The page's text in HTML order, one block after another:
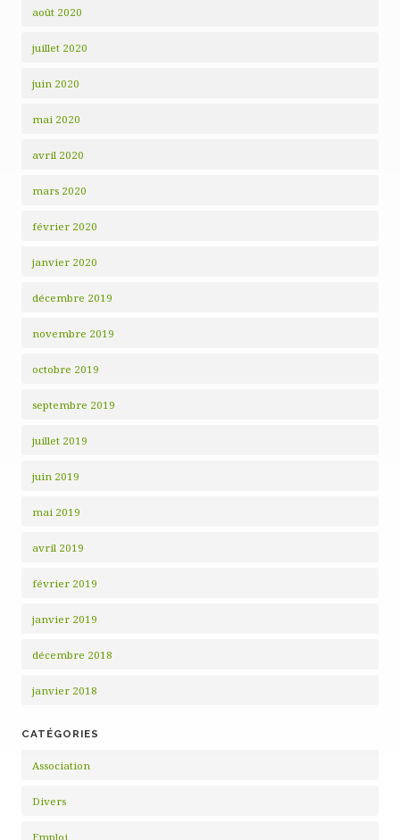
août 2020
juillet 2020
juin 2020
mai 2020
avril 2020
mars 2020
février 2020
janvier 2020
décembre 2019
novembre 2019
octobre 2019
septembre 2019
juillet 2019
juin 2019
mai 2019
avril 2019
février 2019
janvier 2019
décembre 2018
janvier 2018
CATÉGORIES
Association
Divers
Emploi